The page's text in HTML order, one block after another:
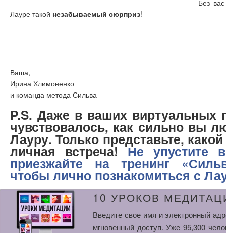
Без
Лауре такой незабываемый сюрприз!
Ваша,
Ирина Хлимоненко
и команда метода Сильва
P.S. Даже в ваших виртуальных
чувствовалось, как сильно вы
Лауру. Только представьте,
личная встреча!Не упустите
приезжайте на тренинг
чтобы лично познакомиться с
10 УРОКОВ
Введите свое имя и электронный
мгновенный доступ. Уже 95,300